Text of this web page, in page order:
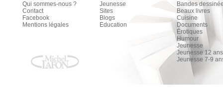
Qui sommes-nous ?
Contact
Facebook
Mentions légales
Jeunesse
Sites
Blogs
Education
Bandes
Beaux livres
Cuisine
Documents
Érotiques
Humour
Jeunesse
Jeunesse 12
Jeunesse 7-9